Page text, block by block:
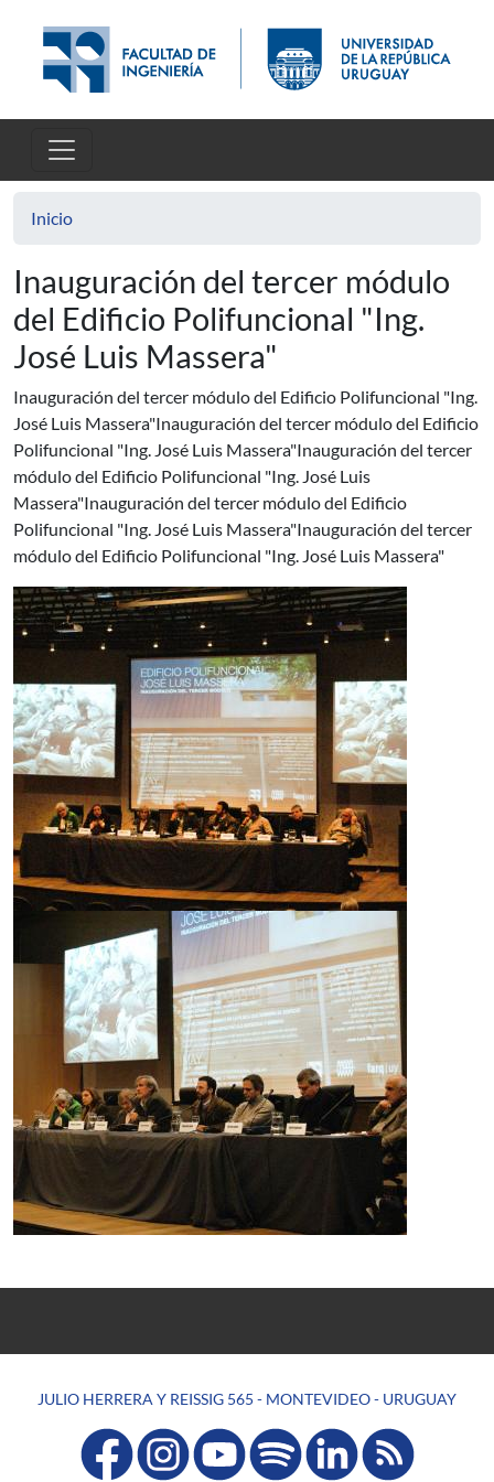
Inicio
Inauguración del tercer módulo
del Edificio Polifuncional "Ing.
José Luis Massera"
Inauguración del tercer módulo del Edificio Polifuncional "Ing.
José Luis Massera"Inauguración del tercer módulo del Edificio
Polifuncional "Ing. José Luis Massera"Inauguración del tercer
módulo del Edificio Polifuncional "Ing. José Luis
Massera"Inauguración del tercer módulo del Edificio
Polifuncional "Ing. José Luis Massera"Inauguración del tercer
módulo del Edificio Polifuncional "Ing. José Luis Massera"
JULIO HERRERA Y REISSIG 565 - MONTEVIDEO - URUGUAY